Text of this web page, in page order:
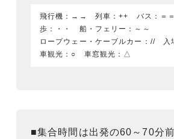
飛行機：→→ 列車：++ バス：＝
歩：・・ 船・フェリー：～～
ロープウェー・ケーブルカー：//
車観光：○ 車窓観光：△
■集合時間は出発の60～70分